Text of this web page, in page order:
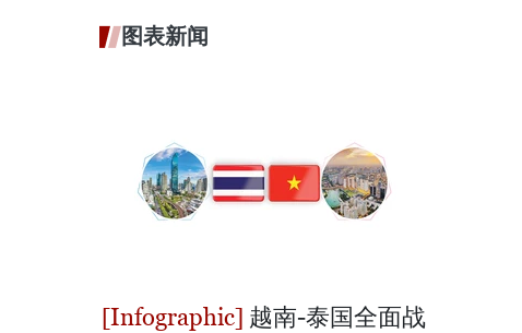
图表新闻
越南-泰国全面战